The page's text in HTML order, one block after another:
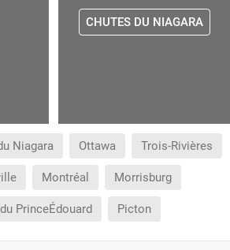
CHUTES DU NIAGARA
Niagara Ottawa Trois-Rivières
Montréal Morrisburg
PrinceÉdouard Picton